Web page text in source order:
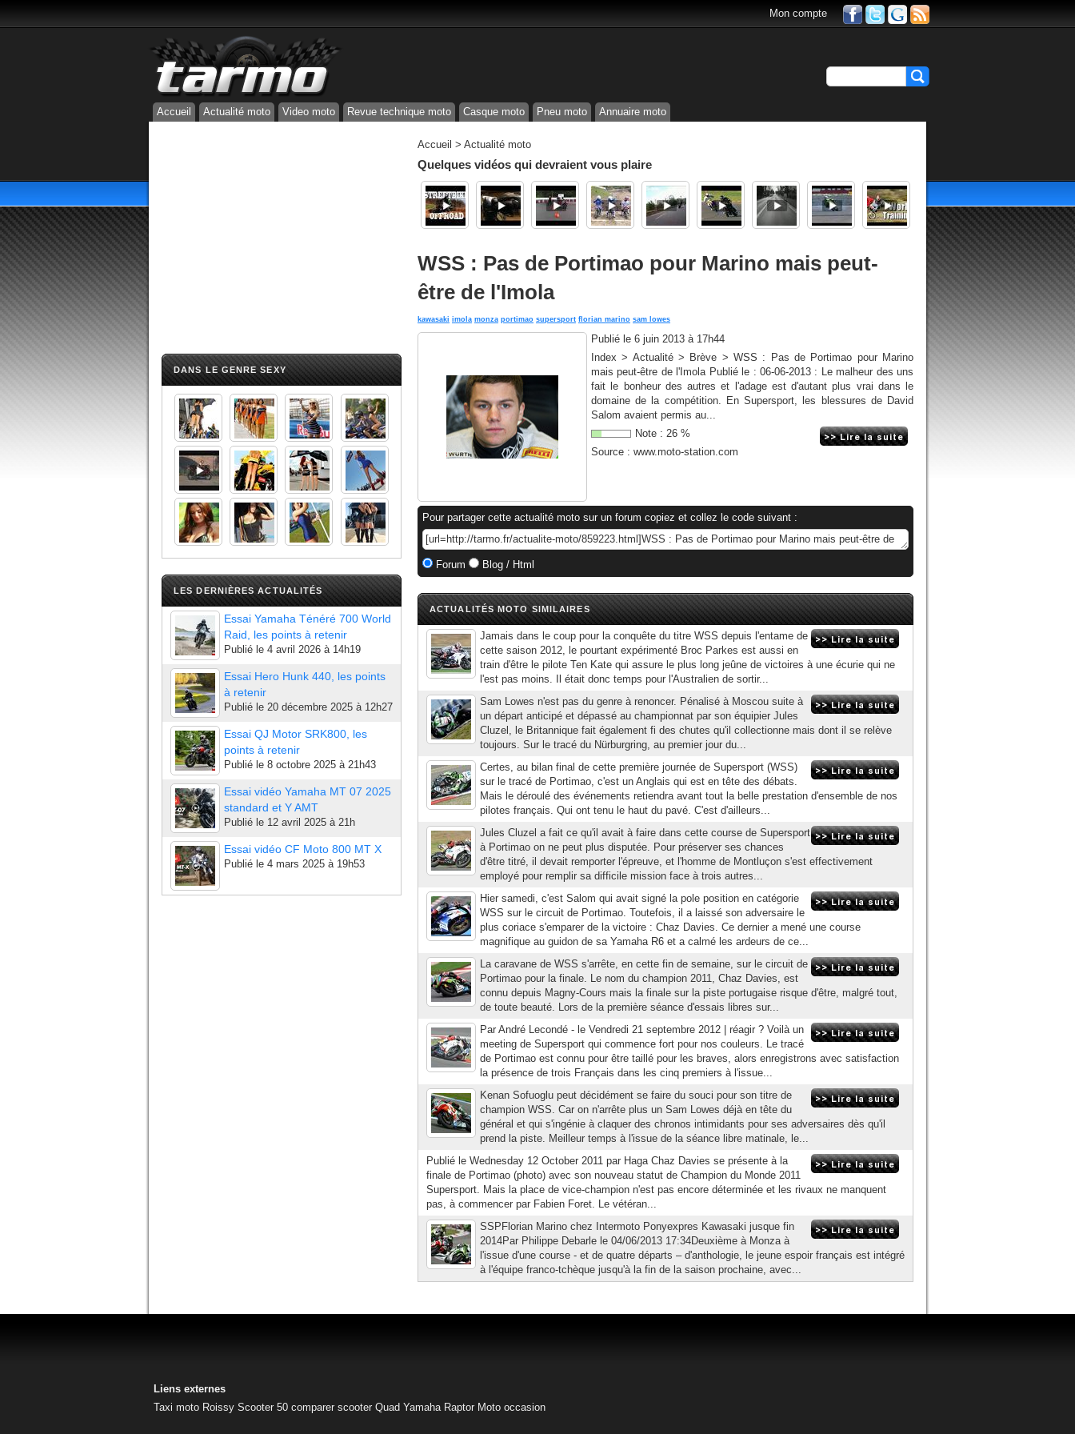
Mon compte
Accueil Actualité moto Video moto Revue technique moto Casque moto Pneu moto Annuaire moto
DANS LE GENRE SEXY
LES DERNIÈRES ACTUALITÉS
Essai Yamaha Ténéré 700 World
Raid, les points à retenir
Publié le 4 avril 2026 à 14h19
Essai Hero Hunk 440, les points
à retenir
Publié le 20 décembre 2025 à 12h27
Essai QJ Motor SRK800, les
points à retenir
Publié le 8 octobre 2025 à 21h43
Essai vidéo Yamaha MT 07 2025
standard et Y AMT
Publié le 12 avril 2025 à 21h
Essai vidéo CF Moto 800 MT X
Publié le 4 mars 2025 à 19h53
Accueil > Actualité moto
Quelques vidéos qui devraient vous plaire
WSS : Pas de Portimao pour Marino mais peut-
être de l'Imola
kawasaki imola monza portimao supersport florian marino sam lowes
Publié le 6 juin 2013 à 17h44
Index > Actualité > Brève > WSS : Pas de Portimao pour Marino
mais peut-être de l'Imola Publié le : 06-06-2013 : Le malheur des uns
fait le bonheur des autres et l'adage est d'autant plus vrai dans le
domaine de la compétition. En Supersport, les blessures de David
Salom avaient permis au...
Note : 26 %
Source : www.moto-station.com
Pour partager cette actualité moto sur un forum copiez et collez le code suivant :
Forum Blog / Html
ACTUALITÉS MOTO SIMILAIRES
Jamais dans le coup pour la conquête du titre WSS depuis l'entame de
cette saison 2012, le pourtant expérimenté Broc Parkes est aussi en
train d'être le pilote Ten Kate qui assure le plus long jeûne de victoires à une écurie qui ne
l'est pas moins. Il était donc temps pour l'Australien de sortir...
Sam Lowes n'est pas du genre à renoncer. Pénalisé à Moscou suite à
un départ anticipé et dépassé au championnat par son équipier Jules
Cluzel, le Britannique fait également fi des chutes qu'il collectionne mais dont il se relève
toujours. Sur le tracé du Nürburgring, au premier jour du...
Certes, au bilan final de cette première journée de Supersport (WSS)
sur le tracé de Portimao, c'est un Anglais qui est en tête des débats.
Mais le déroulé des événements retiendra avant tout la belle prestation d'ensemble de nos
pilotes français. Qui ont tenu le haut du pavé. C'est d'ailleurs...
Jules Cluzel a fait ce qu'il avait à faire dans cette course de Supersport
à Portimao on ne peut plus disputée. Pour préserver ses chances
d'être titré, il devait remporter l'épreuve, et l'homme de Montluçon s'est effectivement
employé pour remplir sa difficile mission face à trois autres...
Hier samedi, c'est Salom qui avait signé la pole position en catégorie
WSS sur le circuit de Portimao. Toutefois, il a laissé son adversaire le
plus coriace s'emparer de la victoire : Chaz Davies. Ce dernier a mené une course
magnifique au guidon de sa Yamaha R6 et a calmé les ardeurs de ce...
La caravane de WSS s'arrête, en cette fin de semaine, sur le circuit de
Portimao pour la finale. Le nom du champion 2011, Chaz Davies, est
connu depuis Magny-Cours mais la finale sur la piste portugaise risque d'être, malgré tout,
de toute beauté. Lors de la première séance d'essais libres sur...
Par André Lecondé - le Vendredi 21 septembre 2012 | réagir ? Voilà un
meeting de Supersport qui commence fort pour nos couleurs. Le tracé
de Portimao est connu pour être taillé pour les braves, alors enregistrons avec satisfaction
la présence de trois Français dans les cinq premiers à l'issue...
Kenan Sofuoglu peut décidément se faire du souci pour son titre de
champion WSS. Car on n'arrête plus un Sam Lowes déjà en tête du
général et qui s'ingénie à claquer des chronos intimidants pour ses adversaires dès qu'il
prend la piste. Meilleur temps à l'issue de la séance libre matinale, le...
Publié le Wednesday 12 October 2011 par Haga Chaz Davies se présente à la
finale de Portimao (photo) avec son nouveau statut de Champion du Monde 2011
Supersport. Mais la place de vice-champion n'est pas encore déterminée et les rivaux ne manquent
pas, à commencer par Fabien Foret. Le vétéran...
SSPFlorian Marino chez Intermoto Ponyexpres Kawasaki jusque fin
2014Par Philippe Debarle le 04/06/2013 17:34Deuxième à Monza à
l'issue d'une course - et de quatre départs – d'anthologie, le jeune espoir français est intégré
à l'équipe franco-tchèque jusqu'à la fin de la saison prochaine, avec...
Liens externes
Taxi moto Roissy Scooter 50 comparer scooter Quad Yamaha Raptor Moto occasion